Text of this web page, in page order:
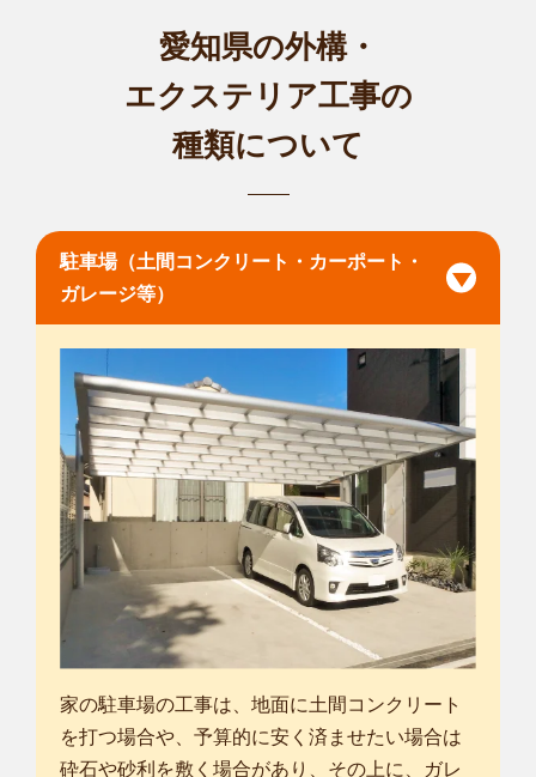
愛知県の外構・
エクステリア工事の
種類について
駐車場（土間コンクリート・カーポート・
ガレージ等）
家の駐車場の工事は、地面に土間コンクリート
を打つ場合や、予算的に安く済ませたい場合は
砕石や砂利を敷く場合があり、その上に、ガレ